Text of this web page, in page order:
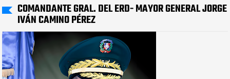
COMANDANTE GRAL. DEL ERD- MAYOR GENERAL JORGE
IVÁN CAMINO PÉREZ